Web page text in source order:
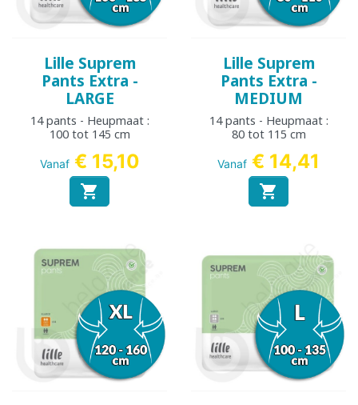
Lille Suprem
Pants Extra -
LARGE
14 pants - Heupmaat :
100 tot 145 cm
Vanaf € 15,10

Lille Suprem
Pants Extra -
MEDIUM
14 pants - Heupmaat :
80 tot 115 cm
Vanaf € 14,41
